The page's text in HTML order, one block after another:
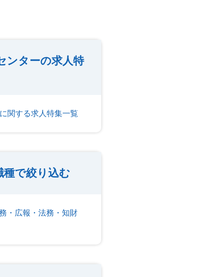
ンターの求人特
関する求人特集一覧
で絞り込む
・広報・法務・知財